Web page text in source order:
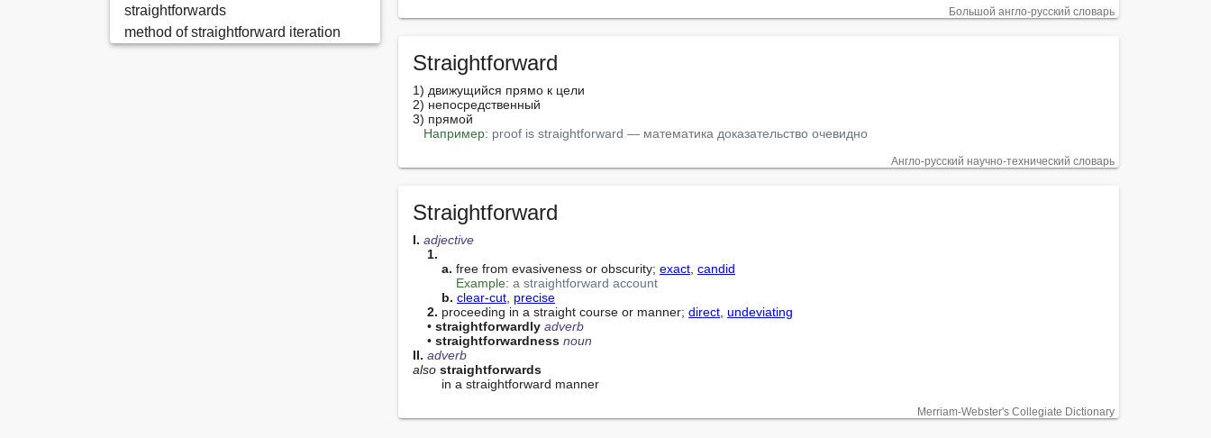
Большой англо-русский словарь
Straightforward
1) движущийся прямо к цели
2) непосредственный
3) прямой
Например: proof is straightforward — математика доказательство очевидно
Англо-русский научно-технический словарь
Straightforward
I. adjective
1.
a. free from evasiveness or obscurity; exact candid
Example: a straightforward account
b. clear-cut precise
2. proceeding in a straight course or manner; direct undeviating
    •
straightforwardly adverb
    •
straightforwardness noun
II. adverb
also straightforwards
        in a straightforward manner
Merriam-Webster's Collegiate Dictionary
straightforwards
method of straightforward iteration